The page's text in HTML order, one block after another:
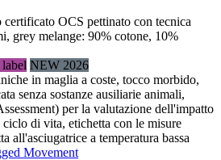
certificato OCS pettinato con tecnica
grey melange: 90% cotone, 10%
NEW 2026
in maglia a coste, tocco morbido,
senza sostanze ausiliarie animali,
per la valutazione dell'impatto
di vita, etichetta con le misure
all'asciugatrice a temperatura bassa
Movement